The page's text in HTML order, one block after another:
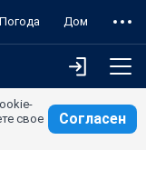
Погода Дом
свое
Согласен